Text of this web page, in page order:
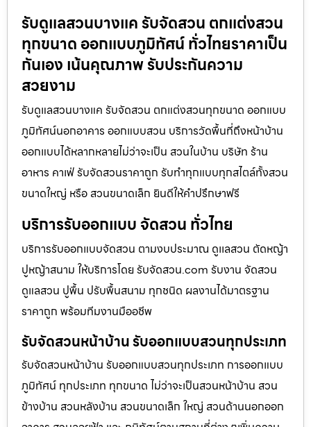
รับดูแลสวนบางแค รับจัดสวน ตกแต่งสวน
ทุกขนาด ออกแบบภูมิทัศน์ ทั่วไทยราคาเป็น
กันเอง เน้นคุณภาพ รับประกันความ
สวยงาม
รับดูแลสวนบางแค รับจัดสวน ตกแต่งสวนทุกขนาด ออกแบบ
ภูมิทัศน์นอกอาคาร ออกแบบสวน บริการวัดพื้นที่ถึงหน้าบ้าน
ออกแบบได้หลากหลายไม่ว่าจะเป็น สวนในบ้าน บริษัท ร้าน
อาหาร คาเฟ่ รับจัดสวนราคาถูก รับทำทุกแบบทุกสไตล์ทั้งสวน
ขนาดใหญ่ หรือ สวนขนาดเล็ก ยินดีให้คำปรึกษาฟรี
บริการรับออกแบบ จัดสวน ทั่วไทย
บริการรับออกแบบจัดสวน ตามงบประมาณ ดูเเลสวน ตัดหญ้า
ปูหญ้าสนาม ให้บริการโดย รับจัดสวน.com รับงาน จัดสวน
ดูแลสวน ปูพื้น ปรับพื้นสนาม ทุกชนิด ผลงานได้มาตรฐาน
ราคาถูก พร้อมทีมงานมืออชีพ
รับจัดสวนหน้าบ้าน รับออกแบบสวนทุกประเภท
รับจัดสวนหน้าบ้าน รับออกแบบสวนทุกประเภท การออกแบบ
ภูมิทัศน์ ทุกประเภท ทุกขนาด ไม่ว่าจะเป็นสวนหน้าบ้าน สวน
ข้างบ้าน สวนหลังบ้าน สวนขนาดเล็ก ใหญ่ สวนด้านนอกออก